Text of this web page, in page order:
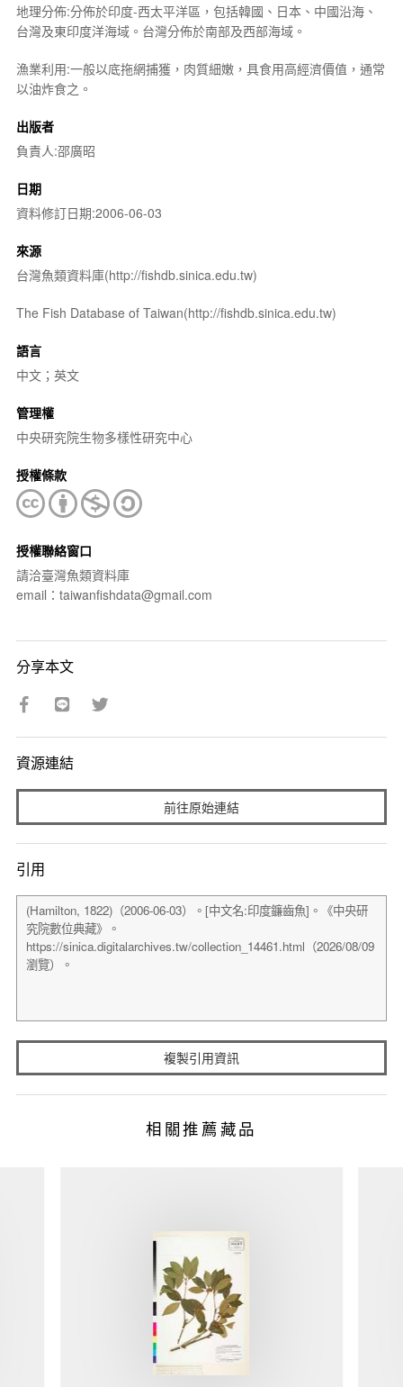
地理分佈:分佈於印度-西太平洋區，包括韓國、日本、中國沿海、
台灣及東印度洋海域。台灣分佈於南部及西部海域。
漁業利用:一般以底拖網捕獲，肉質細嫩，具食用高經濟價值，通常
以油炸食之。
出版者
負責人:邵廣昭
日期
資料修訂日期:2006-06-03
來源
台灣魚類資料庫(http://fishdb.sinica.edu.tw)
The Fish Database of Taiwan(http://fishdb.sinica.edu.tw)
語言
中文；英文
管理權
中央研究院生物多樣性研究中心
授權條款
授權聯絡窗口
請洽臺灣魚類資料庫
email：taiwanfishdata@gmail.com
分享本文
資源連結
前往原始連結
引用
複製引用資訊
相關推薦藏品